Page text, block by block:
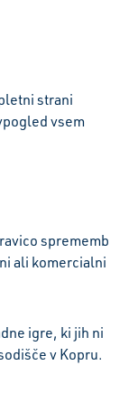
strani
vsem
sprememb
ali komercialni
igre, ki jih ni
v Kopru.